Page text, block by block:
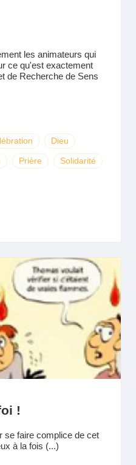
les animateurs qui
ce qu'est exactement
de Recherche de Sens
Dieu
Prière Solidarité
!
se faire complice de cet
à la fois (...)